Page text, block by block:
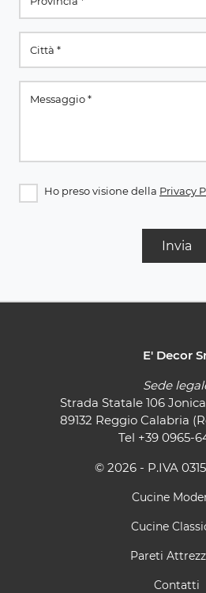
Ho preso visione della Privacy
Invia
E' Decor
Sede
Strada Statale 106
89132 Reggio Calabria
Tel +39 0965-
© 2026 - P.IVA
Cucine
Cucine
Pareti
Contatti